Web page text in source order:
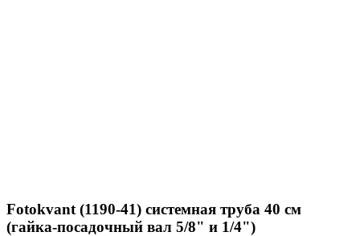
Fotokvant (1190-41) системная труба 40 см
(гайка-посадочный вал 5/8" и 1/4")